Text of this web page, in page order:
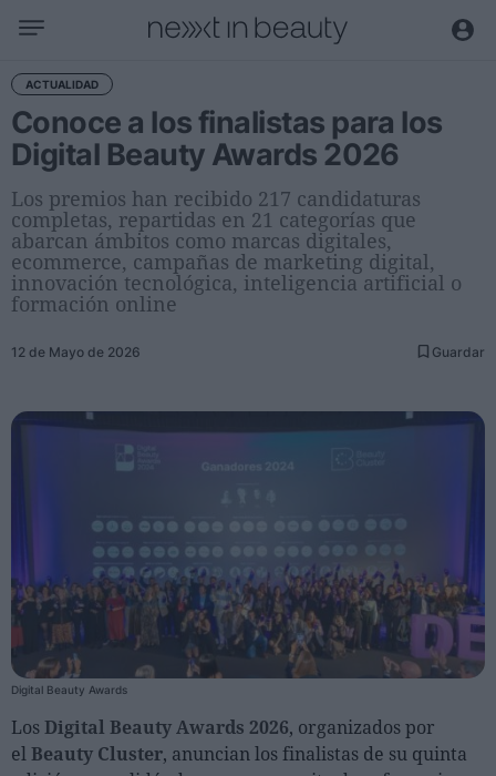
Negocio
Editorial
Actualidad
Nombramientos
Entrevistas a directivos
Tendencias
Internacional
Ciencia y tecnología
Digitalización
Moda y Lujo
Lanzamientos
Cosmética
Proveedores
Estética
Perfumería
ACTUALIDAD
Conoce a los finalistas para los
Digital Beauty Awards 2026
Los premios han recibido 217 candidaturas
completas, repartidas en 21 categorías que
abarcan ámbitos como marcas digitales,
ecommerce, campañas de marketing digital,
innovación tecnológica, inteligencia artificial o
formación online
12 de Mayo de 2026 Guardar
Digital Beauty Awards
LosDigital Beauty Awards 2026, organizados por
elBeauty Cluster, anuncian los finalistas de su quinta